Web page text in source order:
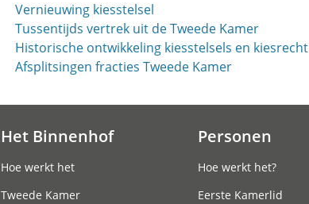
Vernieuwing kiesstelsel
Tussentijds vertrek uit de Tweede Kamer
Historische ontwikkeling kiesstelsels en kiesrecht
Afsplitsingen fracties Tweede Kamer
Het Binnenhof
Hoe werkt het
Tweede Kamer
Personen
Hoe werkt het?
Eerste Kamerlid